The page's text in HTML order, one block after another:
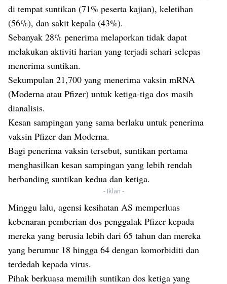
di tempat suntikan (71% peserta kajian), keletihan
(56%), dan sakit kepala (43%).
Sebanyak 28% penerima melaporkan tidak dapat
melakukan aktiviti harian yang terjadi sehari selepas
menerima suntikan.
Sekumpulan 21,700 yang menerima vaksin mRNA
(Moderna atau Pfizer) untuk ketiga-tiga dos masih
dianalisis.
Kesan sampingan yang sama berlaku untuk penerima
vaksin Pfizer dan Moderna.
Bagi penerima vaksin tersebut, suntikan pertama
menghasilkan kesan sampingan yang lebih rendah
berbanding suntikan kedua dan ketiga.
- Iklan -
Minggu lalu, agensi kesihatan AS memperluas
kebenaran pemberian dos penggalak Pfizer kepada
mereka yang berusia lebih dari 65 tahun dan mereka
yang berumur 18 hingga 64 dengan komorbiditi dan
terdedah kepada virus.
Pihak berkuasa memilih suntikan dos ketiga yang